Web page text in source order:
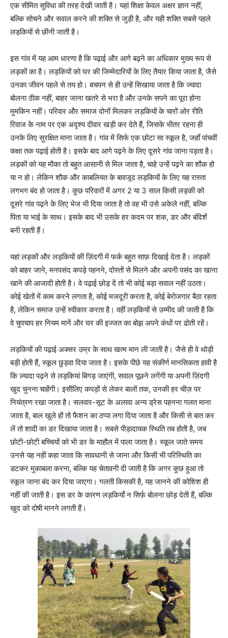
एक सीमित सुविधा की तरह देखी जाती है। यहां शिक्षा केवल अक्षर ज्ञान नहीं,
बल्कि सोचने और सवाल करने की शक्ति से जुड़ी है, और यही शक्ति सबसे पहले
लड़कियों से छीनी जाती है।
इस गांव में यह आम धारणा है कि पढ़ाई और आगे बढ़ने का अधिकार मुख्य रूप से
लड़कों का है। लड़कियों को घर की जिम्मेदारियों के लिए तैयार किया जाता है, जैसे
उनका जीवन पहले से तय हो। बचपन से ही उन्हें सिखाया जाता है कि ज्यादा
बोलना ठीक नहीं, बाहर जाना खतरे से भरा है और उनके सपने का पूरा होना
मुमकिन नहीं। परिवार और समाज दोनों मिलकर लड़कियों के चारों ओर रीति
रिवाज के नाम पर एक अदृश्य दीवार खड़ी कर देते हैं, जिसके भीतर रहना ही
उनके लिए सुरक्षित माना जाता है। गांव में सिर्फ एक छोटा सा स्कूल है, जहाँ पांचवीं
कक्षा तक पढ़ाई होती है। इसके बाद आगे पढ़ने के लिए दूसरे गांव जाना पड़ता है।
लड़कों को यह मौका तो बहुत आसानी से मिल जाता है, चाहे उन्हें पढ़ने का शौक हो
या न हो। लेकिन शौक और काबलियत के बावजूद लड़कियों के लिए यह रास्ता
लगभग बंद हो जाता है। कुछ परिवारों में अगर 2 या 3 साल किसी लड़की को
दूसरे गांव पढ़ने के लिए भेज भी दिया जाता है तो वह भी उसे अकेले नहीं, बल्कि
पिता या भाई के साथ। इसके बाद भी उसके हर कदम पर शक, डर और बंदिशें
बनी रहती हैं।
यहां लड़कों और लड़कियों की ज़िंदगी में फर्क बहुत साफ़ दिखाई देता है। लड़कों
को बाहर जाने, मनपसंद कपड़े पहनने, दोस्तों से मिलने और अपनी पसंद का खाना
खाने की आजादी होती है। वे पढ़ाई छोड़ दें तो भी कोई बड़ा सवाल नहीं उठता।
कोई खेतों में काम करने लगता है, कोई मजदूरी करता है, कोई बेरोजगार बैठा रहता
है, लेकिन समाज उन्हें स्वीकार करता है। वहीं लड़कियों से उम्मीद की जाती है कि
वे चुपचाप हर नियम मानें और घर की इज्जत का बोझ अपने कंधों पर ढोती रहें।
लड़कियों की पढ़ाई अक्सर उम्र के साथ खत्म मान ली जाती है। जैसे ही वे थोड़ी
बड़ी होती हैं, स्कूल छुड़वा दिया जाता है। इसके पीछे यह संकीर्ण मानसिकता हावी है
कि ज़्यादा पढ़ने से लड़कियां बिगड़ जाएंगी, सवाल पूछने लगेंगी या अपनी ज़िंदगी
खुद चुनना चाहेंगी। इसीलिए कपड़ों से लेकर बालों तक, उनकी हर चीज़ पर
नियंत्रण रखा जाता है। सलवार-सूट के अलावा अन्य ड्रेस पहनना गलत माना
जाता है, बाल खुले हों तो फैशन का ठप्पा लगा दिया जाता है और किसी से बात कर
लें तो शादी का डर दिखाया जाता है। सबसे पीड़ादायक स्थिति तब होती है, जब
छोटी-छोटी बच्चियों को भी डर के माहौल में पाला जाता है। स्कूल जाते समय
उनसे यह नहीं कहा जाता कि सावधानी से जाना और किसी भी परिस्थिति का
डटकर मुकाबला करना, बल्कि यह चेतावनी दी जाती है कि अगर कुछ हुआ तो
स्कूल जाना बंद कर दिया जाएगा। गलती किसकी है, यह जानने की कोशिश ही
नहीं की जाती है। इस डर के कारण लड़कियाँ न सिर्फ़ बोलना छोड़ देती हैं, बल्कि
खुद को दोषी मानने लगती हैं।